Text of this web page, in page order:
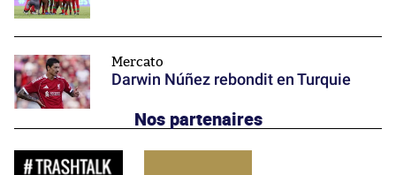
Mercato
Darwin Núñez rebondit en Turquie
Nos partenaires